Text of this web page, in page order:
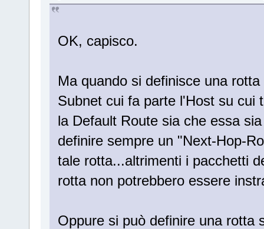
OK, capisco.
Ma quando si definisce una
Subnet cui fa parte l'Host su cui
la Default Route sia che essa
definire sempre un "Next-Hop-
tale rotta...altrimenti i pacchetti
rotta non potrebbero essere
Oppure si può definire una rotta